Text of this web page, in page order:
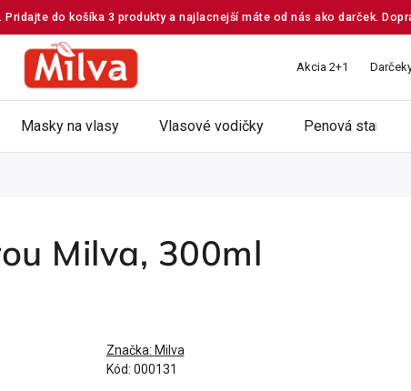
do košíka 3 produkty a najlacnejší máte od nás ako darček.
Akcia 2+1
Masky na vlasy Vlasové vodičky Penová
Milva, 300ml
Kód: 000131
Značka: Milva